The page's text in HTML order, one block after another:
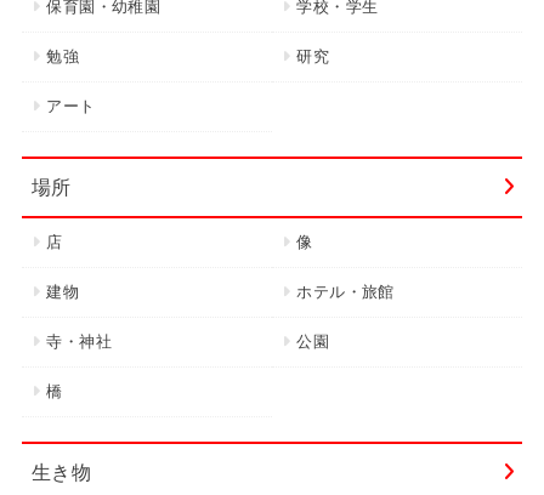
保育園・幼稚園 学校・学生
勉強 研究
アート
場所
店 像
建物 ホテル・旅館
寺・神社 公園
橋
生き物